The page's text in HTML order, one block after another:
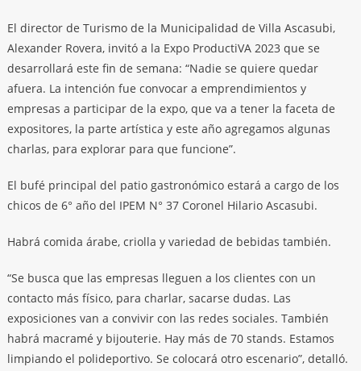
El director de Turismo de la Municipalidad de Villa Ascasubi,
Alexander Rovera, invitó a la Expo ProductiVA 2023 que se
desarrollará este fin de semana: “Nadie se quiere quedar
afuera. La intención fue convocar a emprendimientos y
empresas a participar de la expo, que va a tener la faceta de
expositores, la parte artística y este año agregamos algunas
charlas, para explorar para que funcione”.
El bufé principal del patio gastronómico estará a cargo de los
chicos de 6° año del IPEM N° 37 Coronel Hilario Ascasubi.
Habrá comida árabe, criolla y variedad de bebidas también.
“Se busca que las empresas lleguen a los clientes con un
contacto más físico, para charlar, sacarse dudas. Las
exposiciones van a convivir con las redes sociales. También
habrá macramé y bijouterie. Hay más de 70 stands. Estamos
limpiando el polideportivo. Se colocará otro escenario”, detalló.